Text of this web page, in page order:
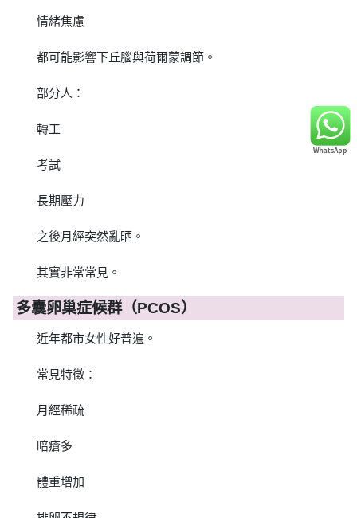
情緒焦慮
都可能影響下丘腦與荷爾蒙調節。
部分人：
轉工
考試
長期壓力
之後月經突然亂晒。
其實非常常見。
多囊卵巢症候群（PCOS）
近年都市女性好普遍。
常見特徵：
月經稀疏
暗瘡多
體重增加